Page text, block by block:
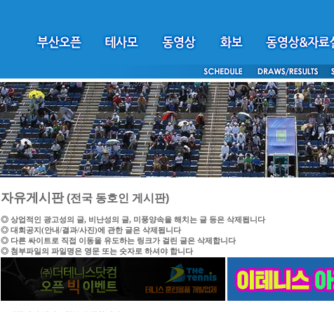
자유게시판(전국 동호인 게시판)
◎ 상업적인 광고성의 글, 비난성의 글, 미풍양속을 해치는 글 등은 삭제됩니다
◎ 대회공지(안내/결과/사진)에 관한 글은 삭제됩니다
◎ 다른 싸이트로 직접 이동을 유도하는 링크가 걸린 글은 삭제합니다
◎ 첨부파일의 파일명은 영문 또는 숫자로 하셔야 합니다